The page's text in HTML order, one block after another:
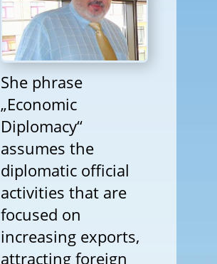
She phrase
„Economic
Diplomacy“
assumes the
diplomatic official
activities that are
focused on
increasing exports,
attracting foreign